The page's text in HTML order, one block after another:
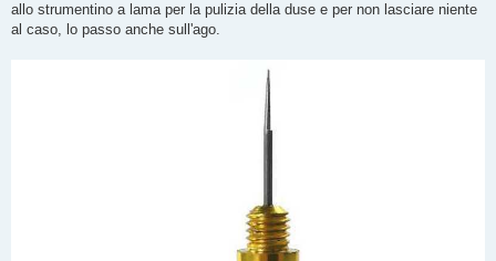
allo strumentino a lama per la pulizia della duse e per non lasciare niente
al caso, lo passo anche sull'ago.